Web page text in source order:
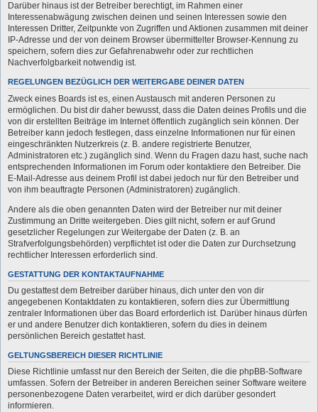
Darüber hinaus ist der Betreiber berechtigt, im Rahmen einer
Interessenabwägung zwischen deinen und seinen Interessen sowie den
Interessen Dritter, Zeitpunkte von Zugriffen und Aktionen zusammen mit deiner
IP-Adresse und der von deinem Browser übermittelter Browser-Kennung zu
speichern, sofern dies zur Gefahrenabwehr oder zur rechtlichen
Nachverfolgbarkeit notwendig ist.
REGELUNGEN BEZÜGLICH DER WEITERGABE DEINER DATEN
Zweck eines Boards ist es, einen Austausch mit anderen Personen zu
ermöglichen. Du bist dir daher bewusst, dass die Daten deines Profils und die
von dir erstellten Beiträge im Internet öffentlich zugänglich sein können. Der
Betreiber kann jedoch festlegen, dass einzelne Informationen nur für einen
eingeschränkten Nutzerkreis (z. B. andere registrierte Benutzer,
Administratoren etc.) zugänglich sind. Wenn du Fragen dazu hast, suche nach
entsprechenden Informationen im Forum oder kontaktiere den Betreiber. Die
E-Mail-Adresse aus deinem Profil ist dabei jedoch nur für den Betreiber und
von ihm beauftragte Personen (Administratoren) zugänglich.
Andere als die oben genannten Daten wird der Betreiber nur mit deiner
Zustimmung an Dritte weitergeben. Dies gilt nicht, sofern er auf Grund
gesetzlicher Regelungen zur Weitergabe der Daten (z. B. an
Strafverfolgungsbehörden) verpflichtet ist oder die Daten zur Durchsetzung
rechtlicher Interessen erforderlich sind.
GESTATTUNG DER KONTAKTAUFNAHME
Du gestattest dem Betreiber darüber hinaus, dich unter den von dir
angegebenen Kontaktdaten zu kontaktieren, sofern dies zur Übermittlung
zentraler Informationen über das Board erforderlich ist. Darüber hinaus dürfen
er und andere Benutzer dich kontaktieren, sofern du dies in deinem
persönlichen Bereich gestattet hast.
GELTUNGSBEREICH DIESER RICHTLINIE
Diese Richtlinie umfasst nur den Bereich der Seiten, die die phpBB-Software
umfassen. Sofern der Betreiber in anderen Bereichen seiner Software weitere
personenbezogene Daten verarbeitet, wird er dich darüber gesondert
informieren.